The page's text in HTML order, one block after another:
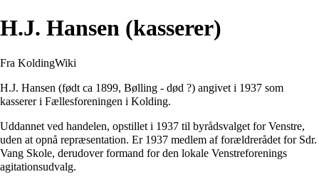
H.J. Hansen (kasserer)
Fra KoldingWiki
H.J. Hansen (født ca 1899, Bølling - død ?) angivet i 1937 som
kasserer i Fællesforeningen i Kolding.
Uddannet ved handelen, opstillet i 1937 til byrådsvalget for Venstre,
uden at opnå repræsentation. Er 1937 medlem af forældrerådet for Sdr.
Vang Skole, derudover formand for den lokale Venstreforenings
agitationsudvalg.